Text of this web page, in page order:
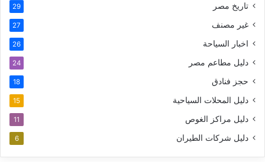
تاريخ مصر 29
غير مصنف 27
اخبار السياحة 26
دليل مطاعم مصر 24
حجز فنادق 18
دليل المحلات السياحية 15
دليل مراكز الغوص 11
دليل شركات الطيران 6